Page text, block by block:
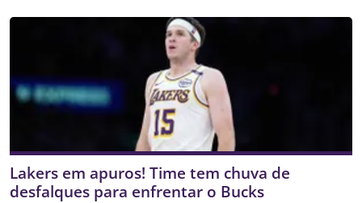
Lakers em apuros! Time tem chuva de
desfalques para enfrentar o Bucks